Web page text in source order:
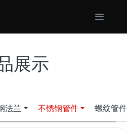
展示
法兰 不锈钢管件 螺纹管件